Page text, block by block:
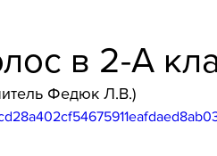
в 2-А
Федюк Л.В.)